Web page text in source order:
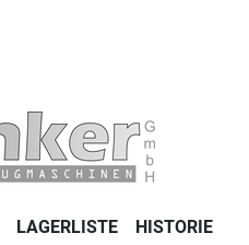
LAGERLISTE HISTORIE